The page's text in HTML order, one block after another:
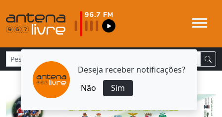
Deseja receber notificações?
Não
Sim